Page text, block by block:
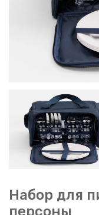
Набор для
персоны